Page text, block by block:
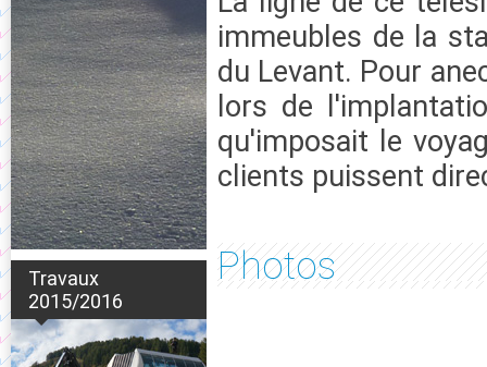
Travaux
2015/2016
immeubles de la
du Levant. Pour
lors de
qu'imposait le
clients puissent
Photos